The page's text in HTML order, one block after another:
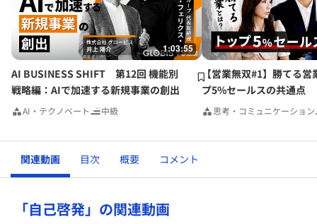
しやすいからチャットの方がいい。今後テキストコミュニケ
ーションに慣れておくことが重要とあったので、これからも
研鑽を続けていきたい。
1:03:55
AI BUSINESS SHIFT 第12回 機能別
戦略編：AIで加速する新規事業の創出
AI・テクノベート 中級
【営業無双#1】勝てる営
プ5%セールスの共通点
思考・コミュニケーション
関連動画 目次 概要 コメント
「自己啓発」の関連動画